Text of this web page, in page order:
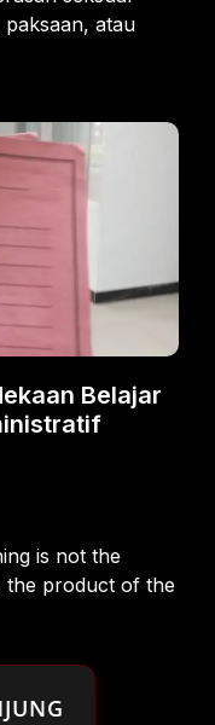
atau
Belajar
is not the
the product of the